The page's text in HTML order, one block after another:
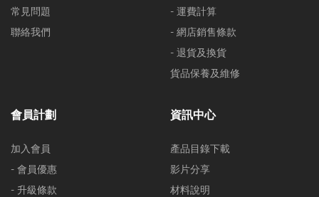
常見問題
聯絡我們
- 運費計算
- 網店銷售條款
- 退貨及換貨
貨品保養及維修
會員計劃
加入會員
- 會員優惠
- 升級條款
資訊中心
產品目錄下載
影片分享
材料說明